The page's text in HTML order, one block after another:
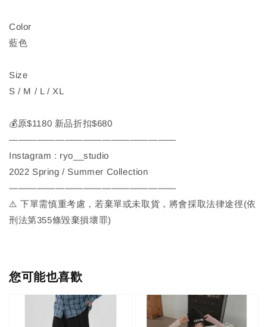
Color
藍色
Size
S / M / L / XL
💰原$1180 新品折扣$680
——————————————————
Instagram : ryo__studio
2022 Spring / Summer Collection
——————————————————
⚠️ 下單需慎重考慮，若棄單或未取貨，將會採取法律途徑(依
刑法第355條毀棄損壞罪)
您可能也喜歡